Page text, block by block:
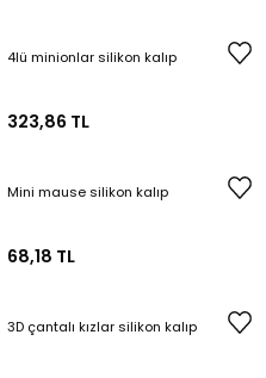
4lü minionlar silikon kalıp
323,86 TL
Mini mause silikon kalıp
68,18 TL
3D çantalı kızlar silikon kalıp